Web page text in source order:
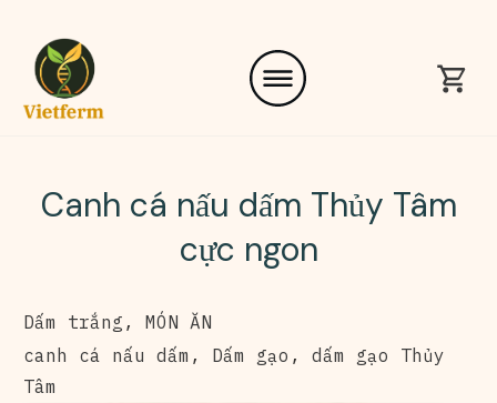
Canh cá nấu dấm Thủy Tâm
cực ngon
Dấm trắng , MÓN ĂN
canh cá nấu dấm , Dấm gạo , dấm gạo Thủy
Tâm